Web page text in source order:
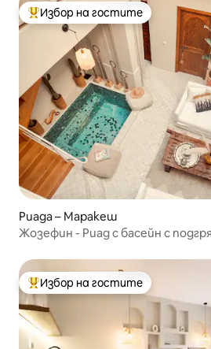
Най-популярен избор на гостите
Избор на гостите
Риада – Маракеш
Жозефин - Риад с басейн с
Най-популярен избор на гостите
Избор на гостите